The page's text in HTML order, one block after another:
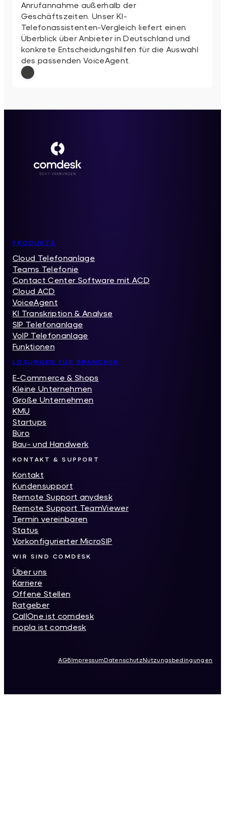
Anrufannahme außerhalb der
Geschäftszeiten. Unser KI-
Telefonassistenten-Vergleich liefert einen
Überblick über Anbieter in Deutschland und
konkrete Entscheidungshilfen für die Auswahl
des passenden VoiceAgent.
Inhaltsverzeichnis
PRODUKTE
Cloud Telefonanlage
Teams Telefonie
Contact Center Software mit ACD
Cloud ACD
VoiceAgent
KI Transkription & Analyse
SIP Telefonanlage
VoIP Telefonanlage
Funktionen
LÖSUNGEN FÜR BRANCHEN
E-Commerce & Shops
Kleine Unternehmen
Große Unternehmen
KMU
Startups
Büro
Bau- und Handwerk
KONTAKT & SUPPORT
Kontakt
Kundensupport
Remote Support anydesk
Remote Support TeamViewer
Termin vereinbaren
Status
Vorkonfigurierter MicroSIP
WIR SIND COMDESK
Über uns
Karriere
Offene Stellen
Ratgeber
CallOne ist comdesk
inopla ist comdesk
AGBImpressumDatenschutzNutzungsbedingungen